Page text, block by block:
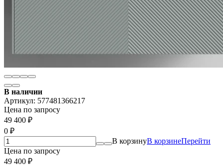
В наличии
Артикул: 577481366217
Цена по запросу
49 400 ₽
0 ₽
В корзинуВ корзинеПерейти
Цена по запросу
49 400 ₽